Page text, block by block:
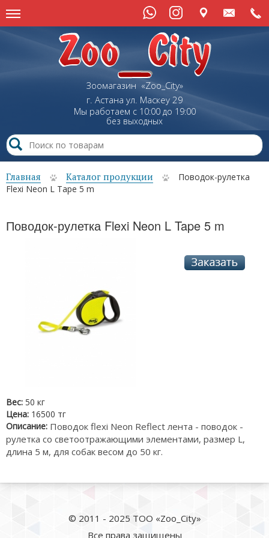
Зоомагазин «Zoo_City»
г. Астана ул. Маскеу29
Мы работаем с 10:00 до 19:00
без выходных
Главная Каталог продукции
Поводок-рулетка
Flexi Neon L Tape 5 m
Поводок-рулетка Flexi Neon L Tape 5 m
Вес: 50 кг
Цена: 16500 тг
Описание: Поводок flexi Neon Reflect лента - поводок -
рулетка со светоотражающими элементами, размер L,
длина 5 м, для собак весом до 50 кг.
© 2011 - 2025 ТОО «Zoo_City»
Все права защищены